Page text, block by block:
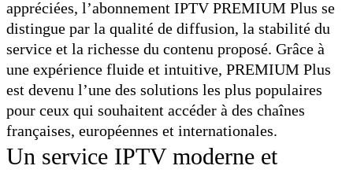
appréciées, l’abonnement IPTV PREMIUM Plus se
distingue par la qualité de diffusion, la stabilité du
service et la richesse du contenu proposé. Grâce à
une expérience fluide et intuitive, PREMIUM Plus
est devenu l’une des solutions les plus populaires
pour ceux qui souhaitent accéder à des chaînes
françaises, européennes et internationales.
Un service IPTV moderne et